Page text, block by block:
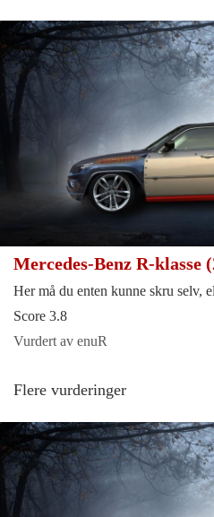
Mercedes-Benz R-klasse
Her må du enten kunne skru selv,
Score 3.8
Vurdert av enuR
Flere vurderinger